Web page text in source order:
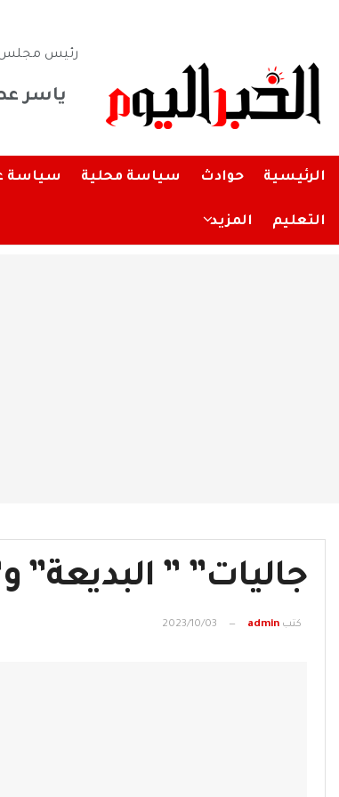
رئيس مجلس
ياسر
الرئيسية حوادث سياسة محلية سياسة
التعليم المزيد
جاليات” ” البديعة”
كتب admin
2023/10/03